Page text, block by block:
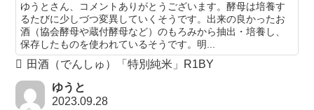
ゆうとさん、コメントありがとうございます。酵母は培養す
るたびに少しづつ変異していくそうです。出来の良かったお
酒（協会酵母や蔵付酵母など）のもろみから抽出・培養し、
保存したものを使われているそうです。明...
田酒（でんしゅ）「特別純米」R1BY
ゆうと
2023.09.28